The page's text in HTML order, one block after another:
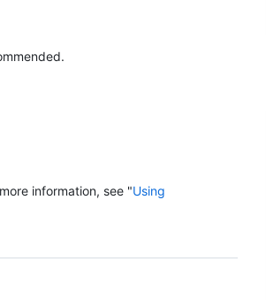
information, see "Using